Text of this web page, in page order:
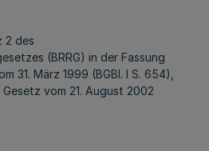
2 des
(BRRG) in der Fassung
31. März 1999 (BGBl. I S. 654),
vom 21. August 2002